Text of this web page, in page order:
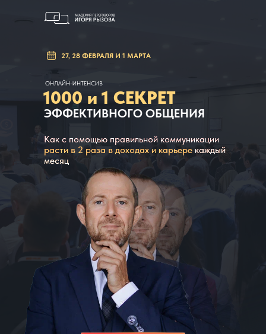
1000 и 1 СЕКРЕТ
ЭФФЕКТИВНОГО ОБЩЕНИЯ
ОНЛАЙН-ИНТЕНСИВ
Как с помощью правильной коммуникации
расти в 2 раза в доходах и карьере каждый
месяц
27, 28 ФЕВРАЛЯ И 1 МАРТА